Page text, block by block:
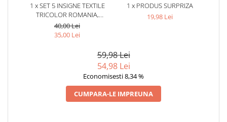
1 x SET 5 INSIGNE TEXTILE
TRICOLOR ROMANIA,
MATERIAL TEXTIL, SISTEM DE
PRINDERE, 5,3 X 3 CM
40,00 Lei
35,00 Lei
1 x PRODUS SURPRIZA
19,98 Lei
59,98 Lei
54,98 Lei
Economisesti 8,34 %
CUMPARA-LE IMPREUNA